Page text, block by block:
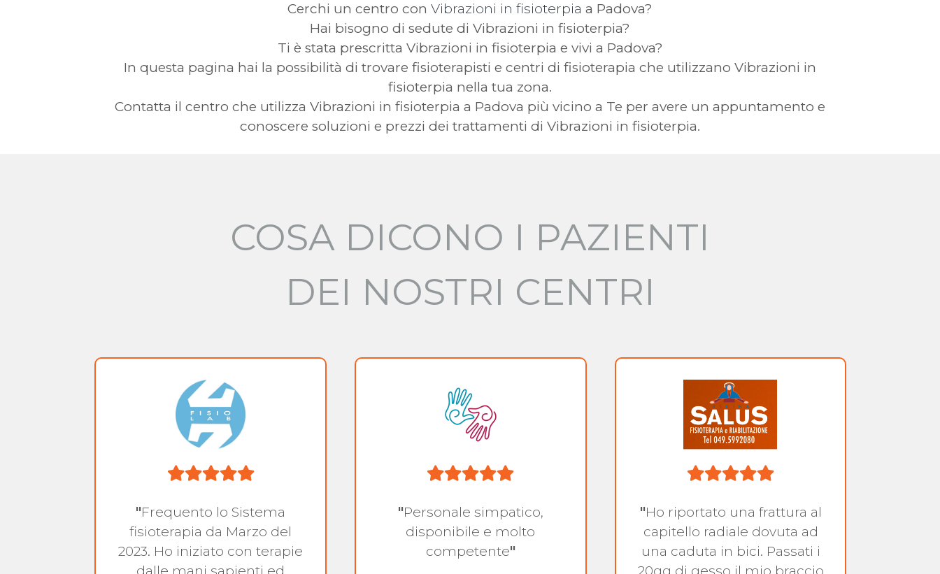
Cerchi un centro con Vibrazioni in fisioterpia a Padova?
Hai bisogno di sedute di Vibrazioni in fisioterpia?
Ti è stata prescritta Vibrazioni in fisioterpia e vivi a Padova?
In questa pagina hai la possibilità di trovare fisioterapisti e centri di fisioterapia che utilizzano Vibrazioni in
fisioterpia nella tua zona.
Contatta il centro che utilizza Vibrazioni in fisioterpia a Padova più vicino a Te per avere un appuntamento e
conoscere soluzioni e prezzi dei trattamenti di Vibrazioni in fisioterpia.
COSA DICONO I PAZIENTI
DEI NOSTRI CENTRI
"Frequento lo Sistema
fisioterapia da Marzo del
2023. Ho iniziato con terapie
"Personale simpatico,
disponibile e molto
competente"
"Ho riportato una frattura al
capitello radiale dovuta ad
una caduta in bici. Passati i